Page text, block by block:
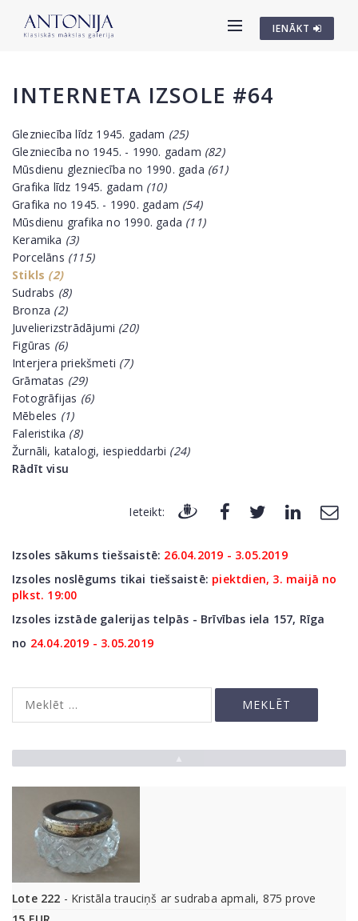
IENĀKT
INTERNETA IZSOLE #64
Glezniecība līdz 1945. gadam (25)
Glezniecība no 1945. - 1990. gadam (82)
Mūsdienu glezniecība no 1990. gada (61)
Grafika līdz 1945. gadam (10)
Grafika no 1945. - 1990. gadam (54)
Mūsdienu grafika no 1990. gada (11)
Keramika (3)
Porcelāns (115)
Stikls (2)
Sudrabs (8)
Bronza (2)
Juvelierizstrādājumi (20)
Figūras (6)
Interjera priekšmeti (7)
Grāmatas (29)
Fotogrāfijas (6)
Mēbeles (1)
Faleristika (8)
Žurnāli, katalogi, iespieddarbi (24)
Rādīt visu
Ieteikt:
Izsoles sākums tiešsaistē: 26.04.2019 - 3.05.2019
Izsoles noslēgums tikai tiešsaistē: piektdien, 3. maijā no
plkst. 19:00
Izsoles izstāde galerijas telpās - Brīvības iela 157, Rīga
no 24.04.2019 - 3.05.2019
Lote 222 - Kristāla trauciņš ar sudraba apmali, 875 prove